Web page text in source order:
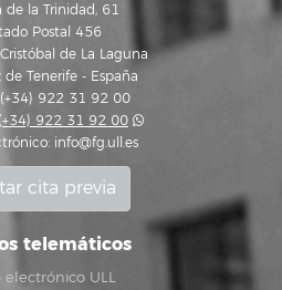
de la Trinidad, 61
Postal 456
de La Laguna
de Tenerife - España
(+34) 922 31 92 00
(+34) 922 31 92 00
info@fg.ull.es
cita previa
telemáticos
electrónico ULL